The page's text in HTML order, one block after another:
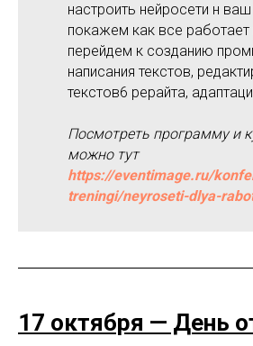
настроить нейросети н
покажем как все работает
перейдем к созданию
написания текстов,
текстов6 рерайта,
Посмотреть программу и
можно тут
https://eventimage.ru/
treningi/neyroseti-dlya-
17 октября — День